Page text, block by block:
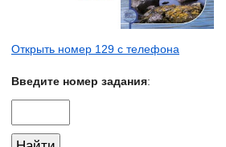
Открыть номер 129 с телефона
Введите номер задания: